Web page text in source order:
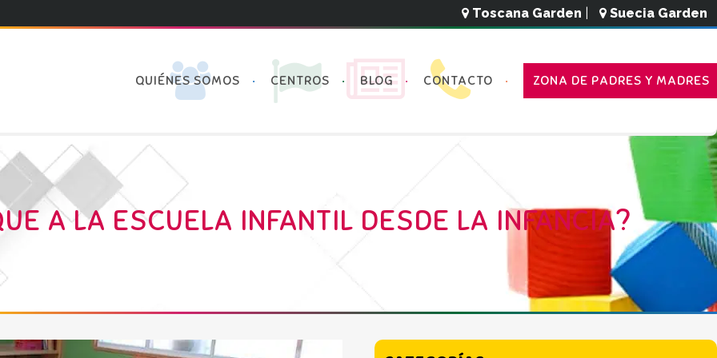
Toscana Garden Suecia Garden
QUIÉNES SOMOS CENTROS BLOG CONTACTO ZONA DE PADRES Y MADRES
A LA ESCUELA INFANTIL DESDE LA INFANCIA?